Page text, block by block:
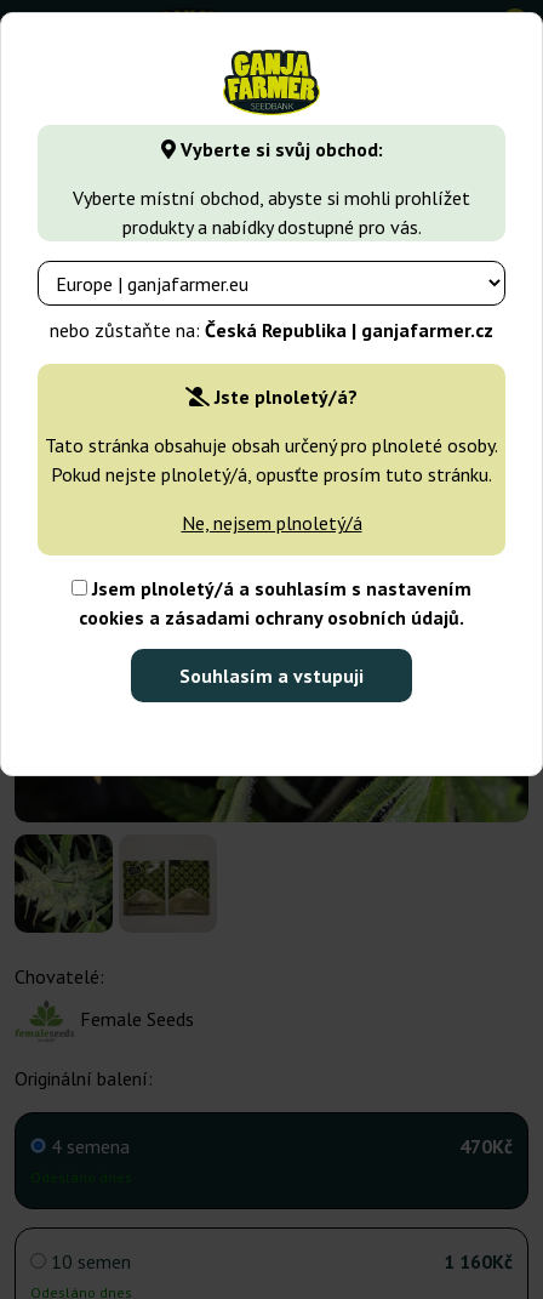
Vyberte si svůj obchod:
Vyberte místní obchod, abyste si mohli prohlížet
produkty a nabídky dostupné pro vás.
nebo zůstaňte na: Česká Republika | ganjafarmer.cz
Jste plnoletý/á?
Tato stránka obsahuje obsah určený pro plnoleté osoby.
Pokud nejste plnoletý/á, opusťte prosím tuto stránku.
Ne, nejsem plnoletý/á
Jsem plnoletý/á a souhlasím s nastavením
cookies a zásadami ochrany osobních údajů.
Souhlasím a vstupuji
0
GanjaFarmer.cz Druhy Marihuany White Widow Auto
Female Seeds
Chovatelé:
Female Seeds
Originální balení:
4 semena 470Kč
10 semen
Odesláno dnes
1 160Kč